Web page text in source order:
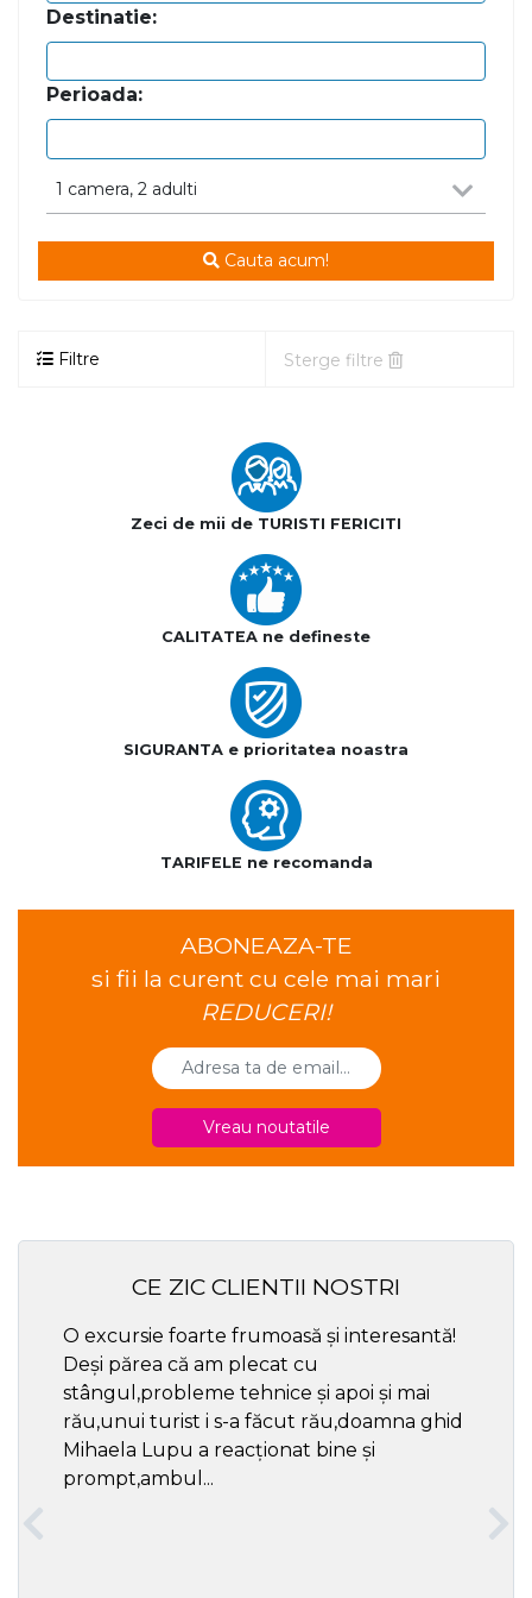
Destinatie:
Perioada:
1 camera, 2 adulti
Cauta acum!
Filtre Sterge filtre
Zeci de mii de TURISTI FERICITI
CALITATEA ne defineste
SIGURANTA e prioritatea noastra
TARIFELE ne recomanda
ABONEAZA-TE
si fii la curent cu cele mai mari
REDUCERI!
Vreau noutatile
CE ZIC CLIENTII NOSTRI
O excursie foarte frumoasă și interesantă!
Deși părea că am plecat cu
stângul,probleme tehnice și apoi și mai
rău,unui turist i s-a făcut rău,doamna ghid
Mihaela Lupu a reacționat bine și
prompt,ambul...